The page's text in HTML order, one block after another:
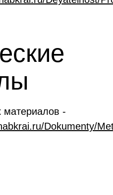
материалов -
Dokumenty/